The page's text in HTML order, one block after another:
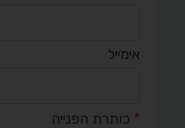
אימייל
* כותרת הפנייה